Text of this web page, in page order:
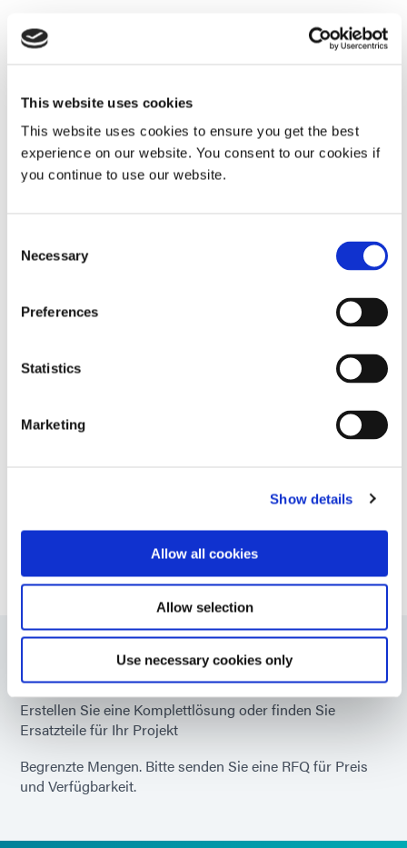
This website uses cookies
This website uses cookies to ensure you get the best
experience on our website. You consent to our cookies if
you continue to use our website.
Selection
Necessary
Preferences
Statistics
Marketing
Show details
Allow all cookies
Allow selection
Use necessary cookies only
Systemspezifikationen
Eigentum
Strombedarf¹
100-240 V
Sekunden; manueller
oder zeitgesteuerter
3,00 Zoll (192 mm x 182
Gewicht 0,97 kg
¹
Für Kunden in Europa
Netzkabel mitgeliefert
sprechen Sie mit unseren technischen Experten.
KONTAKTIEREN SIE UNS
Teilenummern
Erstellen Sie eine Komplettlösung oder finden Sie
Ersatzteile für Ihr Projekt
Begrenzte Mengen. Bitte senden Sie eine RFQ für Preis
und Verfügbarkeit.